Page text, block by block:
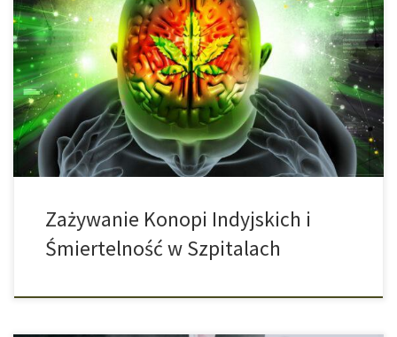
Nowe Badania Pokazują Nowe Wyniki Konopie indyjskie to rośliny
lecznicze. Licznie produkowane przez te rośliny substancje
czynne mogą być stosowane przeciw wielu ostrym objawom i
według użytkowników często skutecznie przeciwdziałają różnym
dolegliwościom. Nowe badania przeprowadzone w Kalifornii
dowodzą, że stosowanie marihuany może również chronić przed
śmiercią w szpitalu. Według naukowców […]
Zażywanie Konopi Indyjskich i
Śmiertelność w Szpitalach